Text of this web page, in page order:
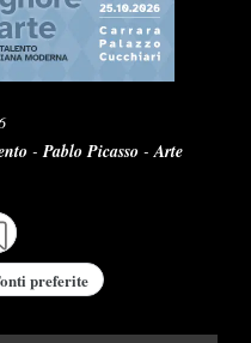
-Pablo Picasso-Arte
preferite